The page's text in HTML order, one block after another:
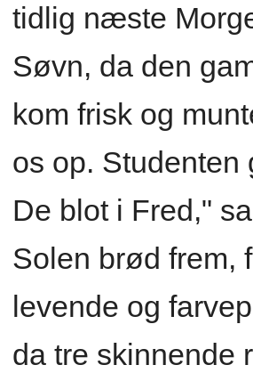
tidlig næste
Søvn, da den
kom frisk og
os op. Studenten
De blot i Fred,"
Solen brød frem,
levende og
da tre skinnende